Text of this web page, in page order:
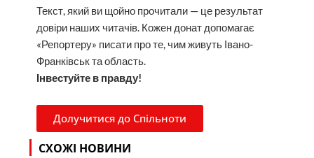
Текст, який ви щойно прочитали — це результат
довіри наших читачів. Кожен донат допомагає
«Репортеру» писати про те, чим живуть Івано-
Франківськ та область.
Інвестуйте в правду!
Долучитися до Спільноти
СХОЖІ НОВИНИ